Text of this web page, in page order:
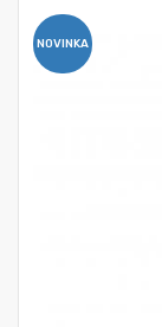
NOVINKA